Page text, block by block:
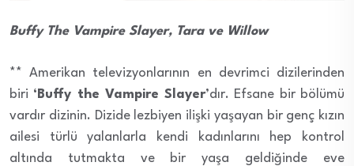
Buffy The Vampire Slayer, Tara ve Willow
** Amerikan televizyonlarının en devrimci dizilerinden
biri ‘Buffy the Vampire Slayer’dır. Efsane bir bölümü
vardır dizinin. Dizide lezbiyen ilişki yaşayan bir genç kızın
ailesi türlü yalanlarla kendi kadınlarını hep kontrol
altında tutmakta ve bir yaşa geldiğinde eve